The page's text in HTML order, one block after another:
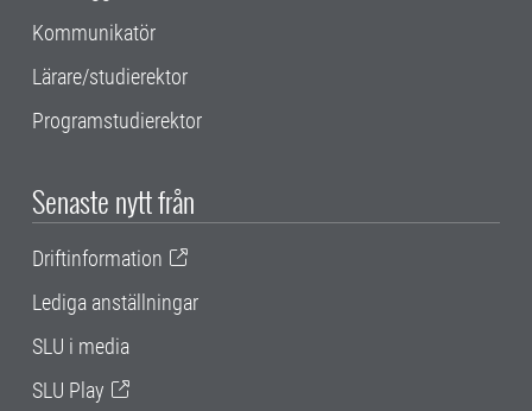
Kommunikatör
Lärare/studierektor
Programstudierektor
Senaste nytt från
Driftinformation
Lediga anställningar
SLU i media
SLU Play